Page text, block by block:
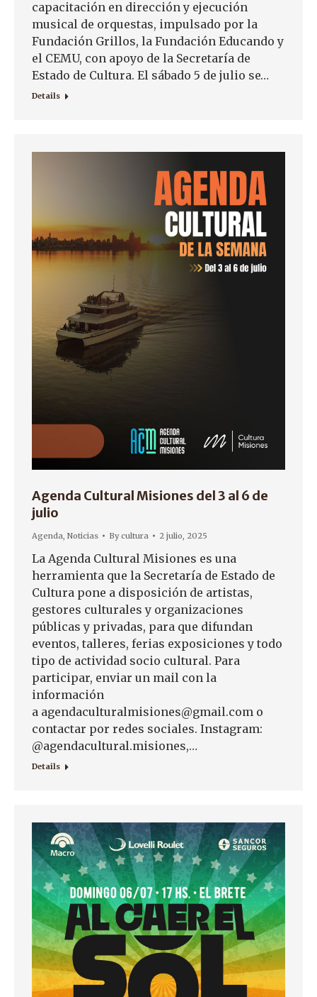
capacitación en dirección y ejecución
musical de orquestas, impulsado por la
Fundación Grillos, la Fundación Educando y
el CEMU, con apoyo de la Secretaría de
Estado de Cultura. El sábado 5 de julio se…
Details
Agenda Cultural Misiones del 3 al 6 de
julio
Agenda Noticias Bycultura 2 julio, 2025
La Agenda Cultural Misiones es una
herramienta que la Secretaría de Estado de
Cultura pone a disposición de artistas,
gestores culturales y organizaciones
públicas y privadas, para que difundan
eventos, talleres, ferias exposiciones y todo
tipo de actividad socio cultural. Para
participar, enviar un mail con la
información
a agendaculturalmisiones@gmail.com o
contactar por redes sociales. Instagram:
@agendacultural.misiones,…
Details